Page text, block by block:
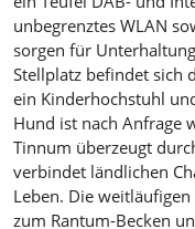
unbegrenztes WLAN
sorgen für
Stellplatz befindet sich
ein Kinderhochstuhl
Hund ist nach Anfrage
Tinnum überzeugt
verbindet ländlichen
Leben. Die
zum Rantum-Becken